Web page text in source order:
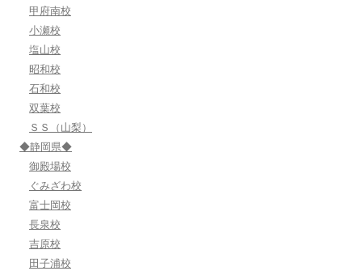
甲府南校
小瀬校
塩山校
昭和校
石和校
双葉校
ＳＳ（山梨）
◆静岡県◆
御殿場校
ぐみざわ校
富士岡校
長泉校
吉原校
田子浦校